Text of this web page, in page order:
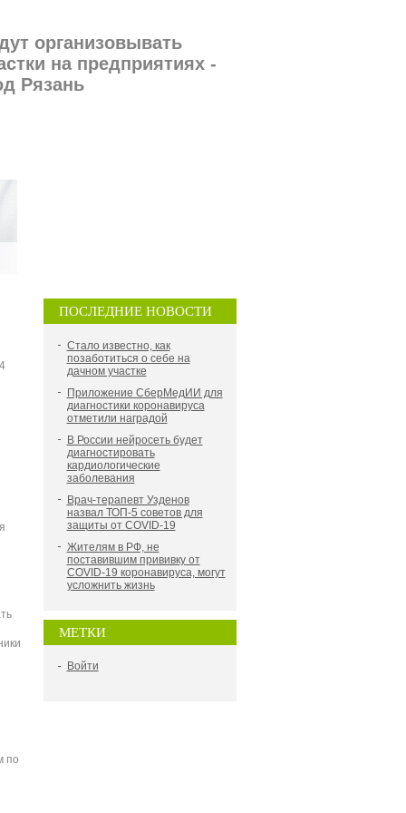
организовывать
на предприятиях -
Рязань
ПОСЛЕДНИЕ НОВОСТИ
Стало известно, как
позаботиться о себе на
дачном участке
Приложение СберМедИИ для
диагностики коронавируса
отметили наградой
В России нейросеть будет
диагностировать
кардиологические
заболевания
Врач-терапевт Узденов
назвал ТОП-5 советов для
защиты от COVID-19
Жителям в РФ, не
поставившим прививку от
COVID-19 коронавируса, могут
усложнить жизнь
МЕТКИ
Войти
по